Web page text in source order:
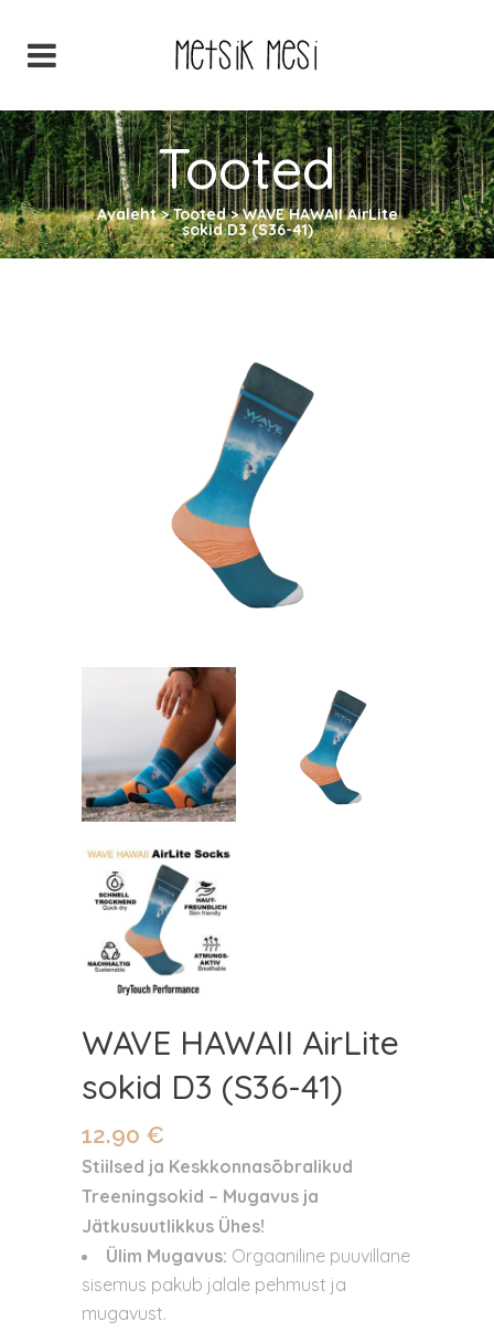
Tooted
Avaleht>Tooted>WAVE HAWAII AirLite
sokid D3 (S36-41)
WAVE HAWAII AirLite
sokid D3 (S36-41)
12.90 €
Stiilsed ja Keskkonnasõbralikud
Treeningsokid – Mugavus ja
Jätkusuutlikkus Ühes!
Ülim Mugavus: Orgaaniline puuvillane
sisemus pakub jalale pehmust ja
mugavust.